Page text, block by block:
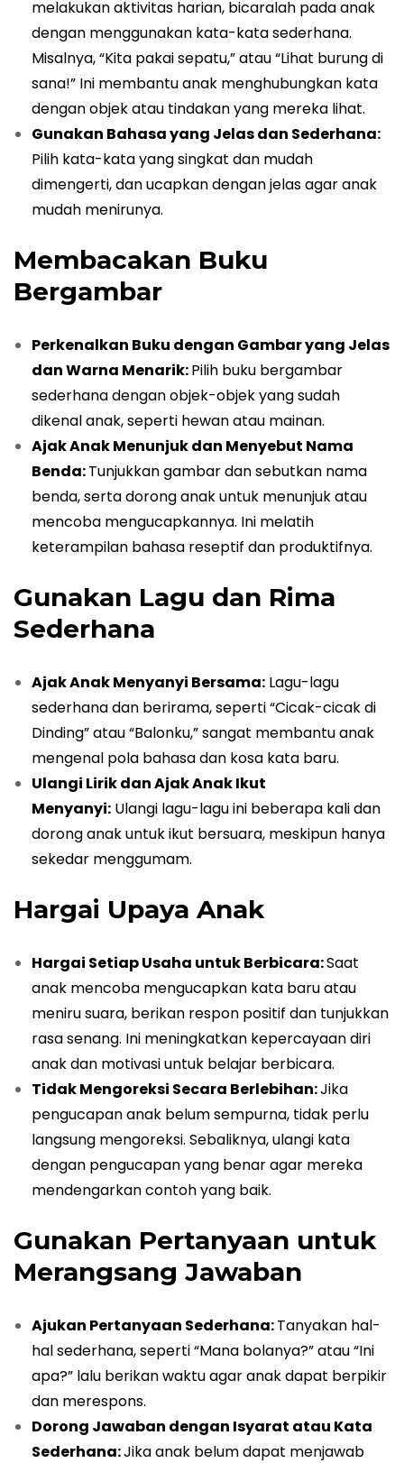
melakukan aktivitas harian, bicaralah pada anak
dengan menggunakan kata-kata sederhana.
Misalnya, “Kita pakai sepatu,” atau “Lihat burung di
sana!” Ini membantu anak menghubungkan kata
dengan objek atau tindakan yang mereka lihat.
Gunakan Bahasa yang Jelas dan Sederhana:
Pilih kata-kata yang singkat dan mudah
dimengerti, dan ucapkan dengan jelas agar anak
mudah menirunya.
Membacakan Buku
Bergambar
Perkenalkan Buku dengan Gambar yang Jelas
dan Warna Menarik:Pilih buku bergambar
sederhana dengan objek-objek yang sudah
dikenal anak, seperti hewan atau mainan.
Ajak Anak Menunjuk dan Menyebut Nama
Benda:Tunjukkan gambar dan sebutkan nama
benda, serta dorong anak untuk menunjuk atau
mencoba mengucapkannya. Ini melatih
keterampilan bahasa reseptif dan produktifnya.
Gunakan Lagu dan Rima
Sederhana
Ajak Anak Menyanyi Bersama: Lagu-lagu
sederhana dan berirama, seperti “Cicak-cicak di
Dinding” atau “Balonku,” sangat membantu anak
mengenal pola bahasa dan kosa kata baru.
Ulangi Lirik dan Ajak Anak Ikut
Menyanyi: Ulangi lagu-lagu ini beberapa kali dan
dorong anak untuk ikut bersuara, meskipun hanya
sekedar menggumam.
Hargai Upaya Anak
Hargai Setiap Usaha untuk Berbicara:Saat
anak mencoba mengucapkan kata baru atau
meniru suara, berikan respon positif dan tunjukkan
rasa senang. Ini meningkatkan kepercayaan diri
anak dan motivasi untuk belajar berbicara.
Tidak Mengoreksi Secara Berlebihan:Jika
pengucapan anak belum sempurna, tidak perlu
langsung mengoreksi. Sebaliknya, ulangi kata
dengan pengucapan yang benar agar mereka
mendengarkan contoh yang baik.
Gunakan Pertanyaan untuk
Merangsang Jawaban
Ajukan Pertanyaan Sederhana:Tanyakan hal-
hal sederhana, seperti “Mana bolanya?” atau “Ini
apa?” lalu berikan waktu agar anak dapat berpikir
dan merespons.
Dorong Jawaban dengan Isyarat atau Kata
Sederhana:Jika anak belum dapat menjawab